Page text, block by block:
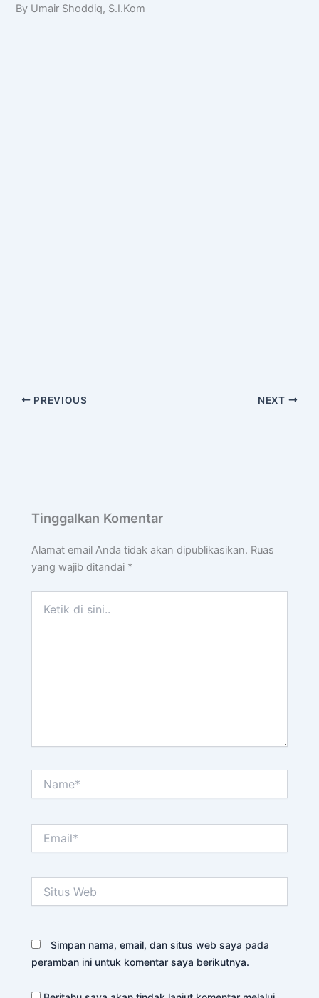
By Umair Shoddiq, S.I.Kom
PREVIOUS NEXT
Tinggalkan Komentar
Alamat email Anda tidak akan dipublikasikan. Ruas
yang wajib ditandai *
Web
Simpan nama, email, dan situs web saya pada
peramban ini untuk komentar saya berikutnya.